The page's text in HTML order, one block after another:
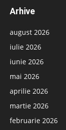
Arhive
august 2026
iulie 2026
iunie 2026
mai 2026
aprilie 2026
martie 2026
februarie 2026